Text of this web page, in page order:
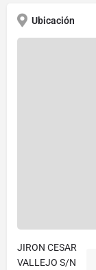
Ubicación
JIRON CESAR
VALLEJO S/N